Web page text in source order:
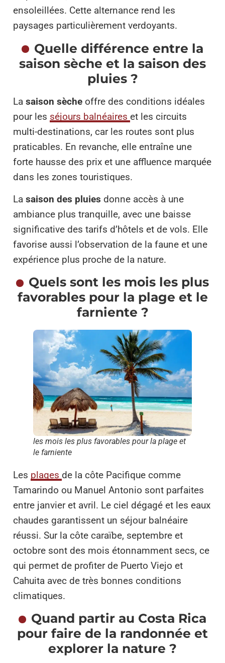
ensoleillées. Cette alternance rend les
paysages particulièrement verdoyants.
Quelle différence entre la
saison sèche et la saison des
pluies ?
La saison sèche offre des conditions idéales
pour les séjours balnéaires et les circuits
multi-destinations, car les routes sont plus
praticables. En revanche, elle entraîne une
forte hausse des prix et une affluence marquée
dans les zones touristiques.
La saison des pluies donne accès à une
ambiance plus tranquille, avec une baisse
significative des tarifs d’hôtels et de vols. Elle
favorise aussi l’observation de la faune et une
expérience plus proche de la nature.
Quels sont les mois les plus
favorables pour la plage et le
farniente ?
les mois les plus favorables pour la plage et
le farniente
Les plages de la côte Pacifique comme
Tamarindo ou Manuel Antonio sont parfaites
entre janvier et avril. Le ciel dégagé et les eaux
chaudes garantissent un séjour balnéaire
réussi. Sur la côte caraïbe, septembre et
octobre sont des mois étonnamment secs, ce
qui permet de profiter de Puerto Viejo et
Cahuita avec de très bonnes conditions
climatiques.
Quand partir au Costa Rica
pour faire de la randonnée et
explorer la nature ?